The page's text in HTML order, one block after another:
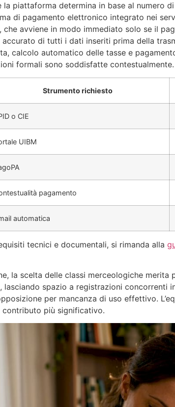
la piattaforma determina in base al numero
di pagamento elettronico integrato nei
, che avviene in modo immediato solo se il
di tutti i dati inseriti prima della
calcolo automatico delle tasse e
formali sono soddisfatte contestualmente.
Strumento richiesto
o CIE
UIBM
pagamento
automatica
tecnici e documentali, si rimanda alla
la scelta delle classi merceologiche
spazio a registrazioni concorrenti
per mancanza di uso effettivo.
più significativo.